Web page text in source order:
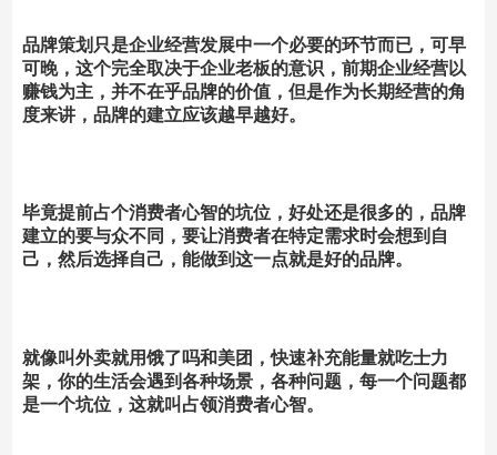
品牌策划只是企业经营发展中一个必要的环节而已，可早
可晚，这个完全取决于企业老板的意识，前期企业经营以
赚钱为主，并不在乎品牌的价值，但是作为长期经营的角
度来讲，品牌的建立应该越早越好。
毕竟提前占个消费者心智的坑位，好处还是很多的，品牌
建立的要与众不同，要让消费者在特定需求时会想到自
己，然后选择自己，能做到这一点就是好的品牌。
就像叫外卖就用饿了吗和美团，快速补充能量就吃士力
架，你的生活会遇到各种场景，各种问题，每一个问题都
是一个坑位，这就叫占领消费者心智。